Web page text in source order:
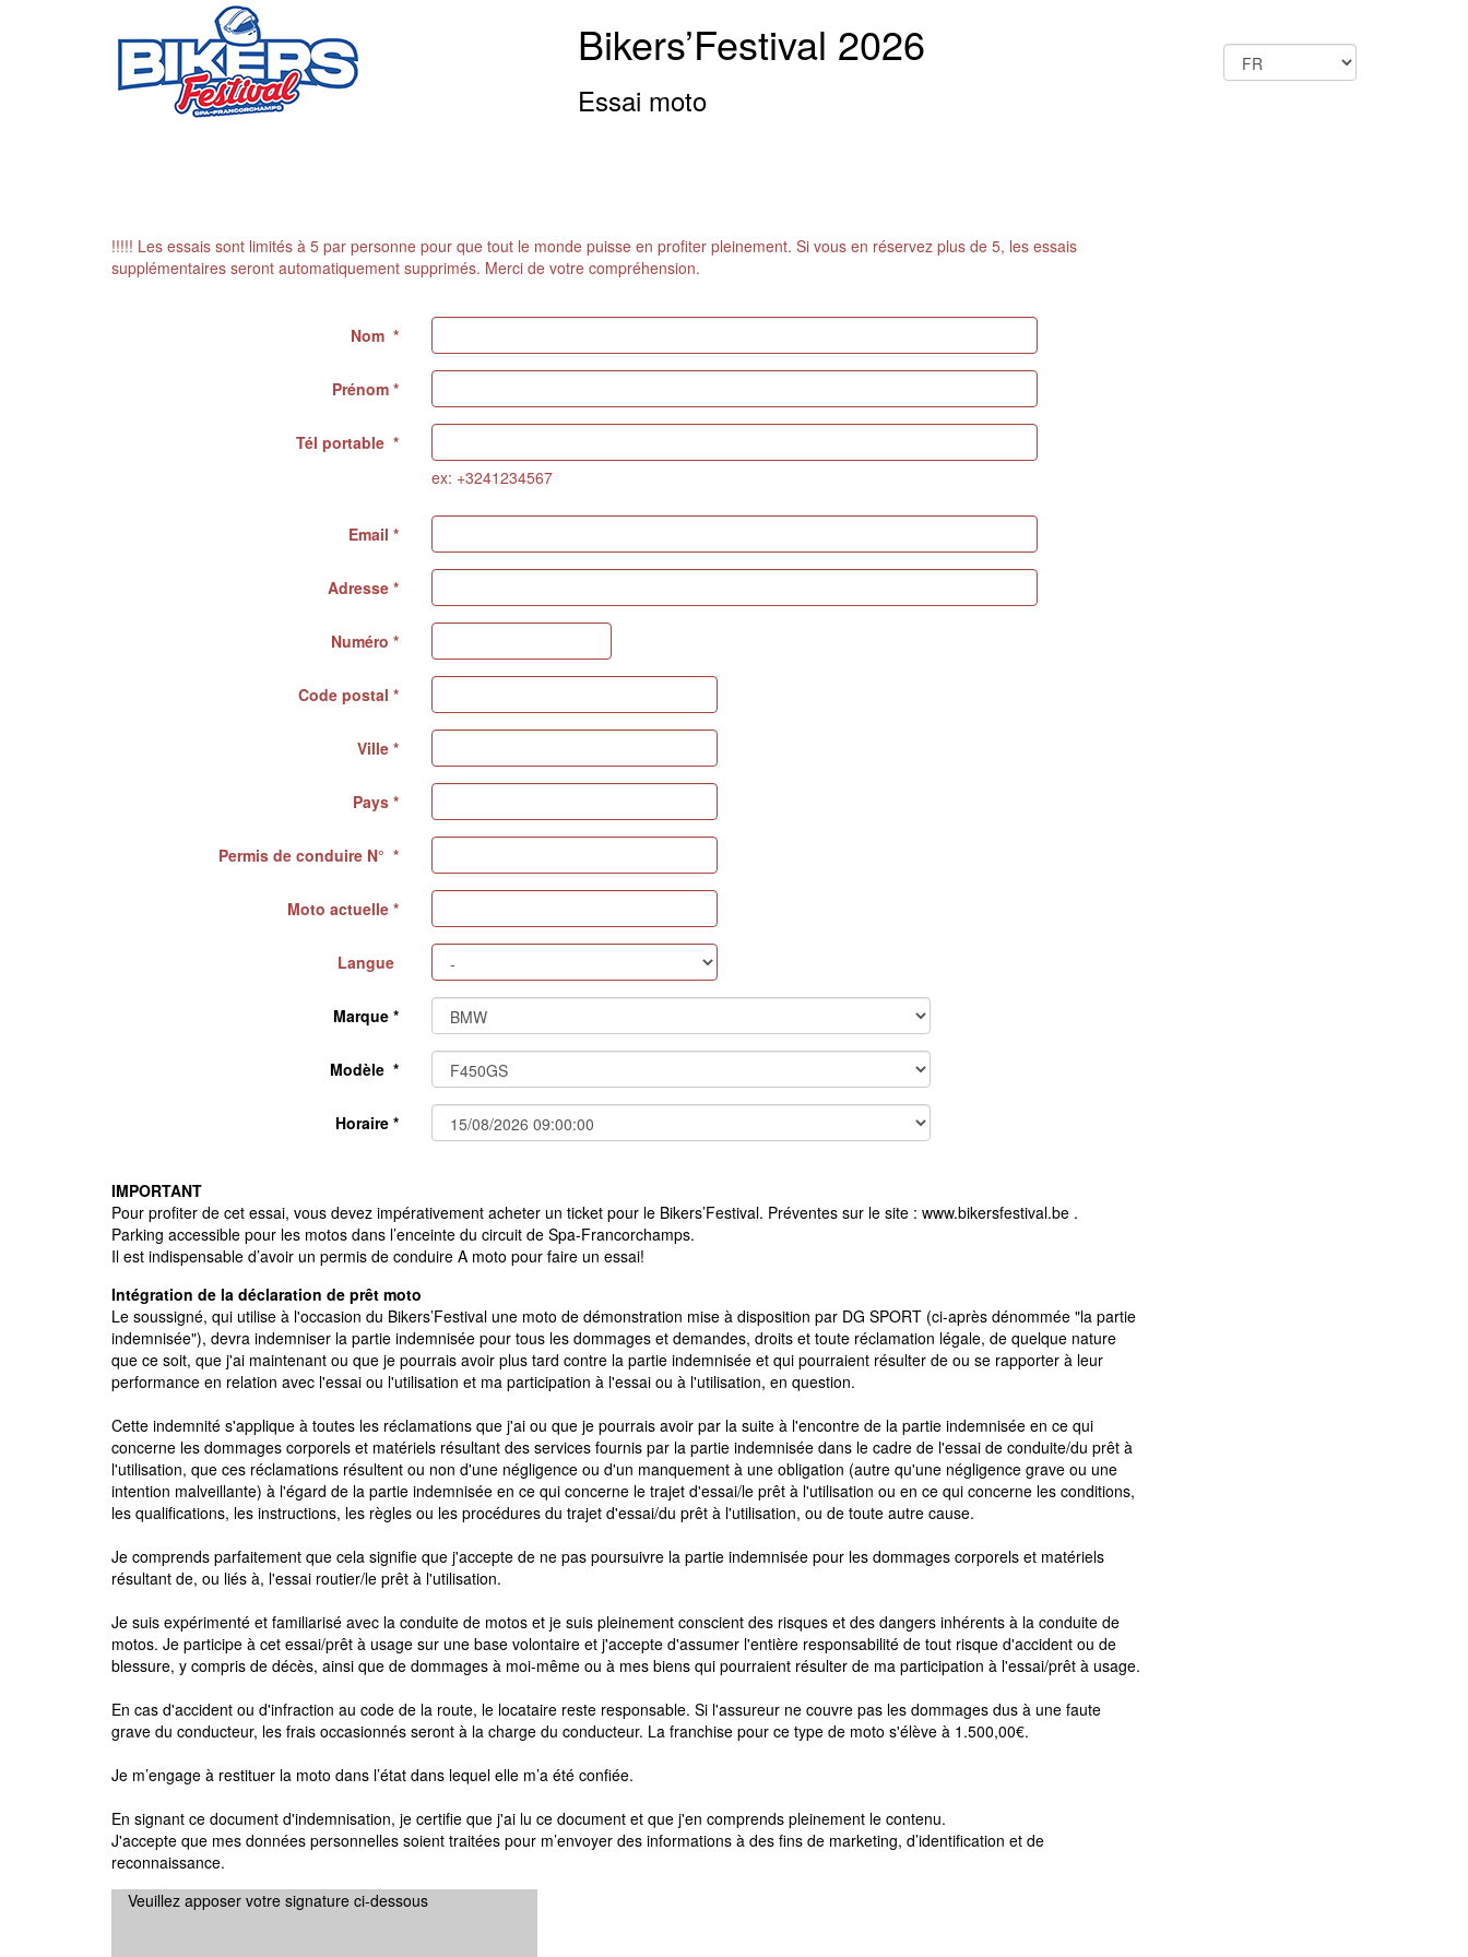
Bikers’Festival 2026
Essai moto
!!!!! Les essais sont limités à 5 par personne pour que tout le monde puisse en profiter pleinement. Si vous en réservez plus de 5, les essais
supplémentaires seront automatiquement supprimés. Merci de votre compréhension.
Nom *
Prénom *
Tél portable *
ex: +3241234567
Email *
Adresse *
Numéro *
Code postal *
Ville *
Pays *
Permis de conduire N° *
Moto actuelle *
Langue
Marque *
Modèle *
Horaire *
IMPORTANT
Pour profiter de cet essai, vous devez impérativement acheter un ticket pour le Bikers’Festival. Préventes sur le site : www.bikersfestival.be .
Parking accessible pour les motos dans l’enceinte du circuit de Spa-Francorchamps.
Il est indispensable d’avoir un permis de conduire A moto pour faire un essai!
Intégration de la déclaration de prêt moto
Le soussigné, qui utilise à l'occasion du Bikers’Festival une moto de démonstration mise à disposition par DG SPORT (ci-après dénommée "la partie
indemnisée"), devra indemniser la partie indemnisée pour tous les dommages et demandes, droits et toute réclamation légale, de quelque nature
que ce soit, que j'ai maintenant ou que je pourrais avoir plus tard contre la partie indemnisée et qui pourraient résulter de ou se rapporter à leur
performance en relation avec l'essai ou l'utilisation et ma participation à l'essai ou à l'utilisation, en question.
Cette indemnité s'applique à toutes les réclamations que j'ai ou que je pourrais avoir par la suite à l'encontre de la partie indemnisée en ce qui
concerne les dommages corporels et matériels résultant des services fournis par la partie indemnisée dans le cadre de l'essai de conduite/du prêt à
l'utilisation, que ces réclamations résultent ou non d'une négligence ou d'un manquement à une obligation (autre qu'une négligence grave ou une
intention malveillante) à l'égard de la partie indemnisée en ce qui concerne le trajet d'essai/le prêt à l'utilisation ou en ce qui concerne les conditions,
les qualifications, les instructions, les règles ou les procédures du trajet d'essai/du prêt à l'utilisation, ou de toute autre cause.
Je comprends parfaitement que cela signifie que j'accepte de ne pas poursuivre la partie indemnisée pour les dommages corporels et matériels
résultant de, ou liés à, l'essai routier/le prêt à l'utilisation.
Je suis expérimenté et familiarisé avec la conduite de motos et je suis pleinement conscient des risques et des dangers inhérents à la conduite de
motos. Je participe à cet essai/prêt à usage sur une base volontaire et j'accepte d'assumer l'entière responsabilité de tout risque d'accident ou de
blessure, y compris de décès, ainsi que de dommages à moi-même ou à mes biens qui pourraient résulter de ma participation à l'essai/prêt à usage.
En cas d'accident ou d'infraction au code de la route, le locataire reste responsable. Si l'assureur ne couvre pas les dommages dus à une faute
grave du conducteur, les frais occasionnés seront à la charge du conducteur. La franchise pour ce type de moto s'élève à 1.500,00€.
Je m’engage à restituer la moto dans l’état dans lequel elle m’a été confiée.
En signant ce document d'indemnisation, je certifie que j'ai lu ce document et que j'en comprends pleinement le contenu.
J'accepte que mes données personnelles soient traitées pour m’envoyer des informations à des fins de marketing, d’identification et de
reconnaissance.
Veuillez apposer votre signature ci-dessous